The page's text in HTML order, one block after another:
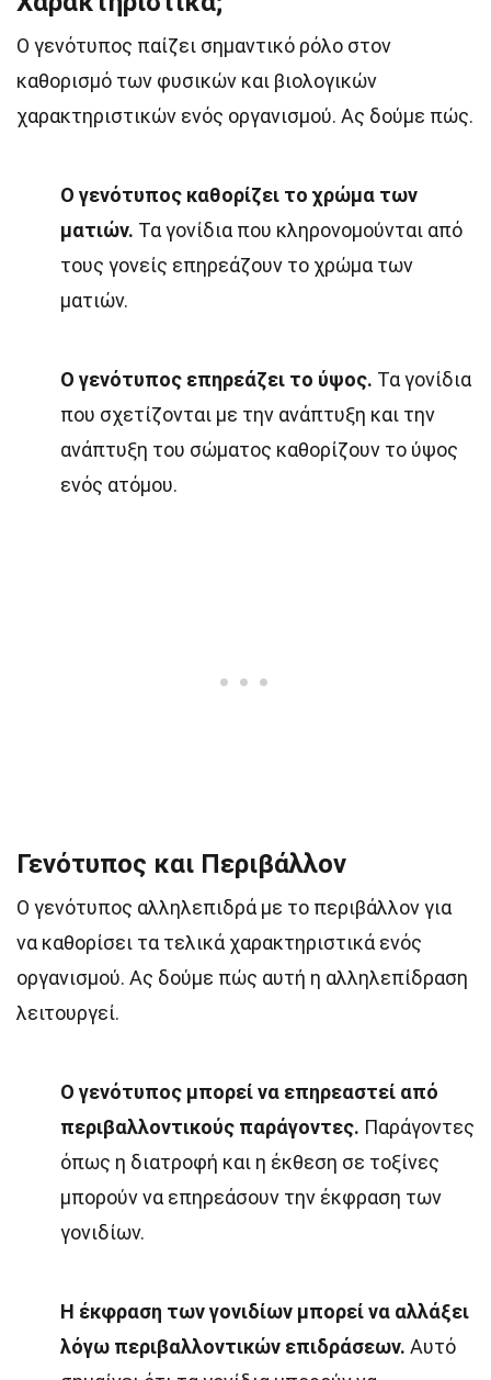
Ο γενότυπος παίζει σημαντικό ρόλο στον
καθορισμό των φυσικών και βιολογικών
χαρακτηριστικών ενός οργανισμού. Ας δούμε πώς.
Ο γενότυπος καθορίζει το χρώμα των
ματιών. Τα γονίδια που κληρονομούνται από
τους γονείς επηρεάζουν το χρώμα των
ματιών.
Ο γενότυπος επηρεάζει το ύψος. Τα γονίδια
που σχετίζονται με την ανάπτυξη και την
ανάπτυξη του σώματος καθορίζουν το ύψος
ενός ατόμου.
Γενότυπος και Περιβάλλον
Ο γενότυπος αλληλεπιδρά με το περιβάλλον για
να καθορίσει τα τελικά χαρακτηριστικά ενός
οργανισμού. Ας δούμε πώς αυτή η αλληλεπίδραση
λειτουργεί.
Ο γενότυπος μπορεί να επηρεαστεί από
περιβαλλοντικούς παράγοντες. Παράγοντες
όπως η διατροφή και η έκθεση σε τοξίνες
μπορούν να επηρεάσουν την έκφραση των
γονιδίων.
Η έκφραση των γονιδίων μπορεί να αλλάξει
λόγω περιβαλλοντικών επιδράσεων. Αυτό